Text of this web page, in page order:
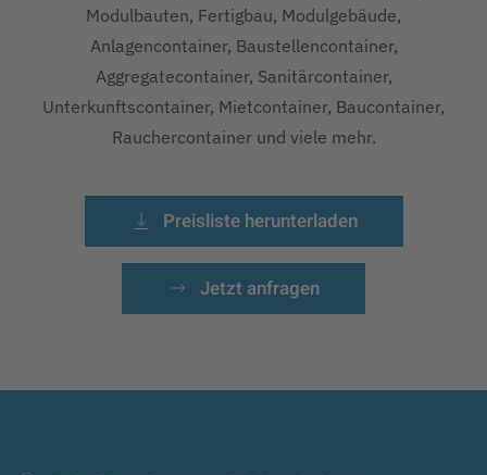
Modulbauten, Fertigbau, Modulgebäude,
Anlagencontainer, Baustellencontainer,
Aggregatecontainer, Sanitärcontainer,
Unterkunftscontainer, Mietcontainer, Baucontainer,
Rauchercontainer und viele mehr.
Preisliste herunterladen
Jetzt anfragen